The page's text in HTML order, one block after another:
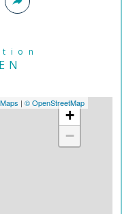
+
−
Maps | © OpenStreetMap